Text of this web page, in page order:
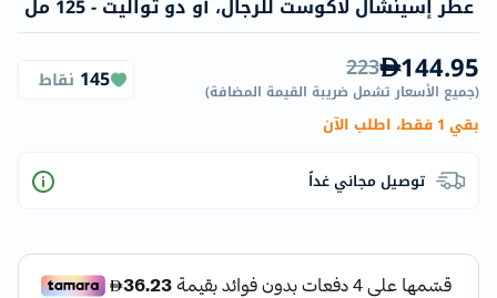
عطر إسينشال لاكوست للرجال، أو دو تواليت - 125 مل
144.95
223
(جميع الأسعار تشمل ضريبة القيمة المضافة)
145 نقاط
بقي 1 فقط، اطلب الآن
توصيل مجاني غداً